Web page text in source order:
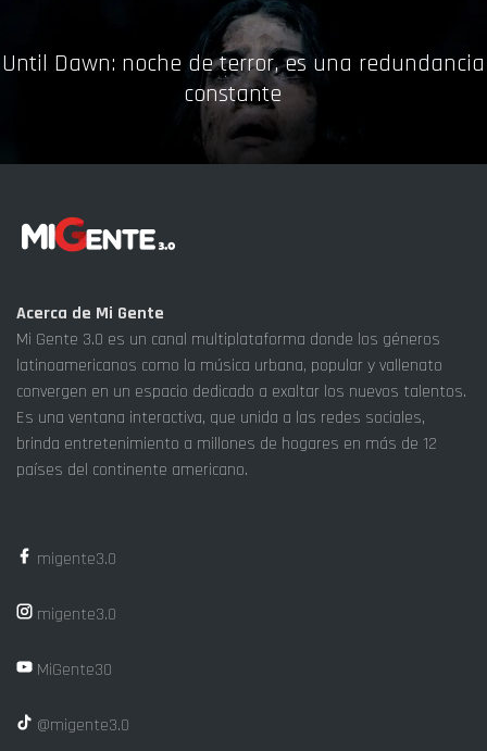
Until Dawn: noche de terror, es una redundancia
constante
Acerca de Mi Gente
Mi Gente 3.0 es un canal multiplataforma donde los géneros
latinoamericanos como la música urbana, popular y vallenato
convergen en un espacio dedicado a exaltar los nuevos talentos.
Es una ventana interactiva, que unida a las redes sociales,
brinda entretenimiento a millones de hogares en más de 12
países del continente americano.
migente3.0
migente3.0
MiGente30
@migente3.0